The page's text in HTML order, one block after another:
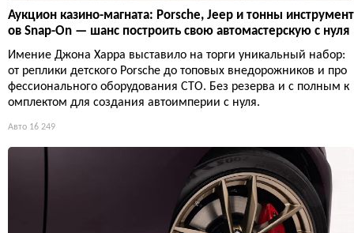
Аукцион казино-магната: Porsche, Jeep и тонны инструмент
ов Snap-On — шанс построить свою автомастерскую с нуля
Имение Джона Харра выставило на торги уникальный набор:
от реплики детского Porsche до топовых внедорожников и про
фессионального оборудования СТО. Без резерва и с полным к
омплектом для создания автоимперии с нуля.
Авто 16 249